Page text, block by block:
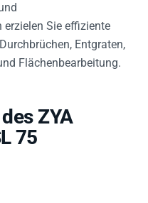
Sie effiziente
Entgraten,
Flächenbearbeitung.
ZYA
75